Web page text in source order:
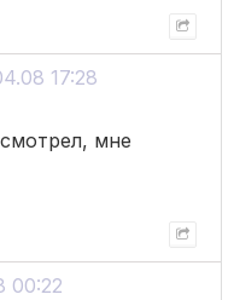
17:28
мне
00:22